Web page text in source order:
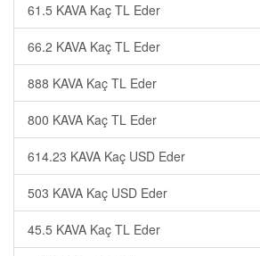
61.5 KAVA Kaç TL Eder
66.2 KAVA Kaç TL Eder
888 KAVA Kaç TL Eder
800 KAVA Kaç TL Eder
614.23 KAVA Kaç USD Eder
503 KAVA Kaç USD Eder
45.5 KAVA Kaç TL Eder